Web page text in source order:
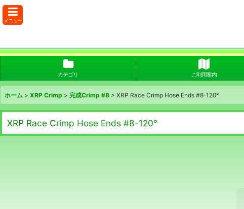
メニュー
カテゴリ ご利用案内
ホーム > XRP Crimp > 完成Crimp #8 > XRP Race Crimp Hose Ends #8-120°
XRP Race Crimp Hose Ends #8-120°